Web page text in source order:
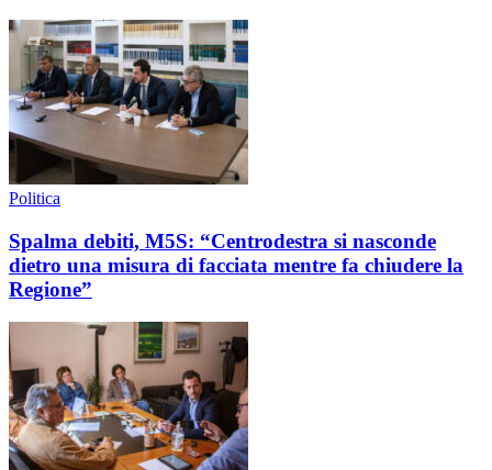
Politica
Spalma debiti, M5S: “Centrodestra si nasconde
dietro una misura di facciata mentre fa chiudere la
Regione”